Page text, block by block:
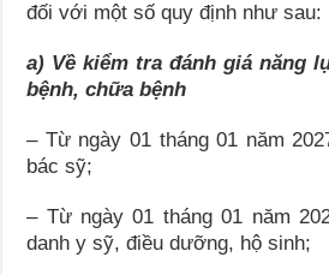
đối với một số quy định như sau:
a) Về kiểm trađánh giá năng
bệnh, chữa bệnh
– Từ ngày 01 tháng 01 năm
bác sỹ;
– Từ ngày 01 tháng 01 năm
danh y sỹ, điều dưỡng, hộ sinh;